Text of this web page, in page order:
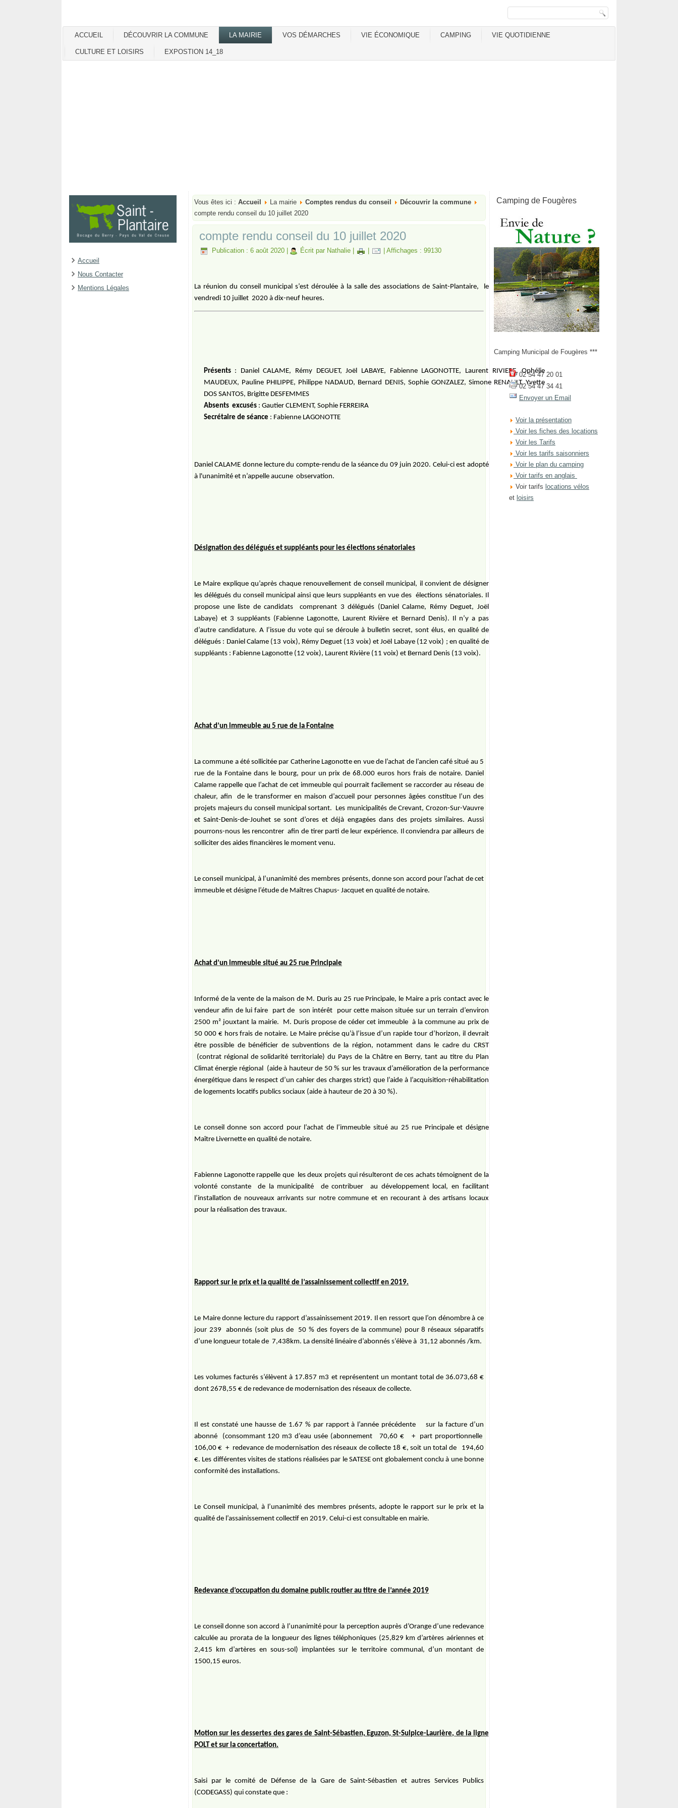
ACCUEIL DÉCOUVRIR LA COMMUNE LA MAIRIE VOS DÉMARCHES VIE ÉCONOMIQUE CAMPING VIE QUOTIDIENNE
CULTURE ET LOISIRS EXPOSTION 14_18
Accueil
Nous Contacter
Mentions Légales
Vous êtes ici : Accueil La mairie Comptes rendus du conseil
Découvrir la commune
compte rendu conseil du 10 juillet 2020
compte rendu conseil du 10 juillet 2020
Publication : 6 août 2020 Écrit par Nathalie Affichages : 99130
La réunion du conseil municipal s’est déroulée à la salle des associations de Saint-Plantaire,
le
vendredi 10 juillet 2020 à dix-neuf heures.
Présents: Daniel CALAME, Rémy DEGUET, Joël LABAYE, Fabienne LAGONOTTE, Laurent RIVIERE, Ophélie
MAUDEUX, Pauline PHILIPPE, Philippe NADAUD, Bernard DENIS, Sophie GONZALEZ, Simone RENAULT, Yvette
DOS SANTOS, Brigitte DESFEMMES
Absents excusés: Gautier CLEMENT, Sophie FERREIRA
Secrétaire de séance : Fabienne LAGONOTTE
Daniel CALAME donne lecture du compte-rendu de la séance du 09 juin 2020. Celui-ci est adopté
à l'unanimité et n’appelle aucune observation.
Désignation des délégués et suppléants pour les élections sénatoriales
Le Maire explique qu’après chaque renouvellement de conseil municipal, il convient de désigner
les délégués du conseil municipal ainsi que leurs suppléants en vue des élections sénatoriales. Il
propose une liste de candidats
comprenant 3 délégués (Daniel Calame, Rémy Deguet, Joël
Labaye) et 3 suppléants (Fabienne Lagonotte, Laurent Rivière et Bernard Denis). Il n’y a pas
d’autre candidature. A l’issue du vote qui se déroule à bulletin secret, sont élus, en qualité de
délégués : Daniel Calame (13 voix), Rémy Deguet (13 voix) et Joël Labaye (12 voix) ; en qualité de
suppléants : Fabienne Lagonotte (12 voix), Laurent Rivière (11 voix) et Bernard Denis (13 voix).
Achat d’un immeuble au 5 rue de la Fontaine
La commune a été sollicitée par Catherine Lagonotte en vue de l’achat de l’ancien café situé au 5
rue de la Fontaine dans le bourg, pour un prix de 68.000 euros hors frais de notaire. Daniel
Calame rappelle que l’achat de cet immeuble qui pourrait facilement se raccorder au réseau de
chaleur, afin
de le transformer en maison d’accueil pour personnes âgées constitue l’un des
projets majeurs du conseil municipal sortant. Les municipalités de Crevant, Crozon-Sur-Vauvre
et Saint-Denis-de-Jouhet se sont d’ores et déjà engagées dans des projets similaires. Aussi
pourrons-nous les rencontrer afin de tirer parti de leur expérience. Il conviendra par ailleurs de
solliciter des aides financières le moment venu.
Le conseil municipal, à l’unanimité des membres présents, donne son accord pour l’achat de cet
immeuble et désigne l’étude de Maîtres Chapus- Jacquet en qualité de notaire.
Achat d’un immeuble situé au 25 rue Principale
Informé de la vente de la maison de M. Duris au 25 rue Principale, le Maire a pris contact avec le
vendeur afin de lui faire
part de son intérêt
pour cette maison située sur un terrain d’environ
2500 m² jouxtant la mairie.
M. Duris propose de céder cet immeuble à la commune au prix de
50 000 € hors frais de notaire. Le Maire précise qu’à l’issue d’un rapide tour d’horizon, il devrait
être possible de bénéficier de subventions de la région, notamment dans le cadre du CRST
(contrat régional de solidarité territoriale) du Pays de la Châtre en Berry, tant au titre du Plan
Climat énergie régional (aide à hauteur de 50 % sur les travaux d’amélioration de la performance
énergétique dans le respect d’un cahier des charges strict) que l’aide à l’acquisition-réhabilitation
de logements locatifs publics sociaux (aide à hauteur de 20 à 30 %).
Le conseil donne son accord pour l’achat de l’immeuble situé au 25 rue Principale et désigne
Maître Livernette en qualité de notaire.
Fabienne Lagonotte rappelle que les deux projets qui résulteront de ces achats témoignent de la
volonté constante
de la municipalité de contribuer
au développement local, en facilitant
l’installation de nouveaux arrivants sur notre commune et en recourant à des artisans locaux
pour la réalisation des travaux.
Rapport sur le prix et la qualité de l’assainissement collectif en 2019.
Le Maire donne lecture du rapport d’assainissement 2019. Il en ressort que l’on dénombre à ce
jour 239
abonnés (soit plus de
50 % des foyers de la commune) pour 8 réseaux séparatifs
d’une longueur totale de 7,438km. La densité linéaire d’abonnés s’élève à 31,12 abonnés /km.
Les volumes facturés s’élèvent à 17.857 m3 et représentent un montant total de 36.073,68 €
dont 2678,55 € de redevance de modernisation des réseaux de collecte.
Il est constaté une hausse de 1.67 % par rapport à l’année précédente
sur la facture d’un
abonné
(consommant 120 m3 d’eau usée (abonnement 70,60 € +
part proportionnelle
106,00 € + redevance de modernisation des réseaux de collecte 18 €, soit un total de
194,60
€. Les différentes visites de stations réalisées par le SATESE ont globalement conclu à une bonne
conformité des installations.
Le Conseil municipal, à l’unanimité des membres présents, adopte le rapport sur le prix et la
qualité de l’assainissement collectif en 2019. Celui-ci est consultable en mairie.
Redevance d’occupation du domaine public routier au titre de l’année 2019
Le conseil donne son accord à l’unanimité pour la perception auprès d’Orange d’une redevance
calculée au prorata de la longueur des lignes téléphoniques (25,829 km d’artères aériennes et
2,415 km d’artères en sous-sol) implantées sur le territoire communal, d’un montant de
1500,15 euros.
Motion sur les dessertes des gares de Saint-Sébastien, Eguzon, St-Sulpice-Laurière, de la ligne
POLT et sur la concertation.
Saisi par le comité de Défense de la Gare de Saint-Sébastien et autres Services Publics
(CODEGASS) qui constate que :
Camping de Fougères
Camping Municipal de Fougères ***
02 54 47 20 01
02 54 47 34 41
Envoyer un Email
Voir la présentation
Voir les fiches des locations
Voir les Tarifs
Voir les tarifs saisonniers
Voir le plan du camping
Voir tarifs en anglais
Voir tarifs locations vélos
et loisirs